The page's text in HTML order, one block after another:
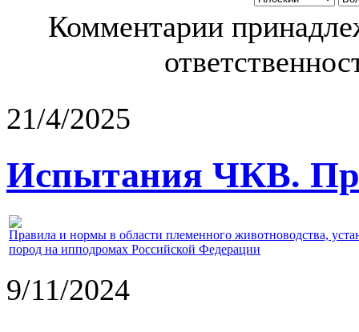
Комментарии
21/4/2025
Испытания ЧКВ.
Правила и нормы в области племенного животноводства,
пород на ипподромах Российской Федерации
9/11/2024